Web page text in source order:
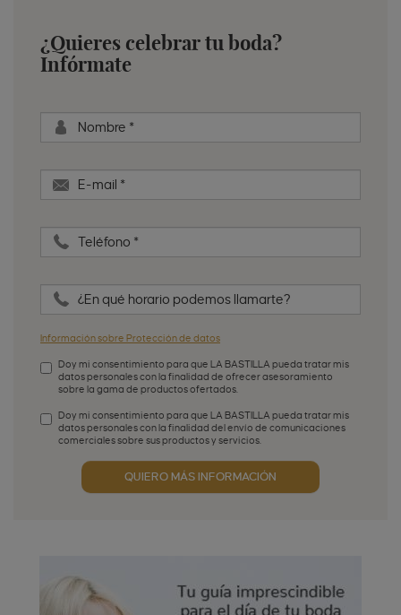
¿Quieres celebrar tu boda?
Infórmate
Nombre *
E-mail *
Teléfono *
¿En qué horario podemos llamarte?
Información sobre Protección de datos
Doy mi consentimiento para que LA BASTILLA pueda tratar mis
datos personales con la finalidad de ofrecer asesoramiento
sobre la gama de productos ofertados.
Aceptación de condiciones*
Doy mi consentimiento para que LA BASTILLA pueda tratar mis
datos personales con la finalidad del envío de comunicaciones
comerciales sobre sus productos y servicios.
Aceptación publicidad
QUIERO MÁS INFORMACIÓN